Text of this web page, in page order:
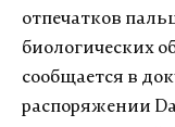
отпечатков
биологических
сообщается в
распоряжении